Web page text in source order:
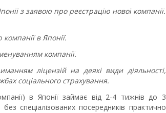
з заявою про реєстрацію нової компанії.
в Японії.
компанії.
ліцензій на деякі види діяльності,
соціального страхування.
в Японії займає від 2-4 тижнів до 3
спеціалізованих посередників практично